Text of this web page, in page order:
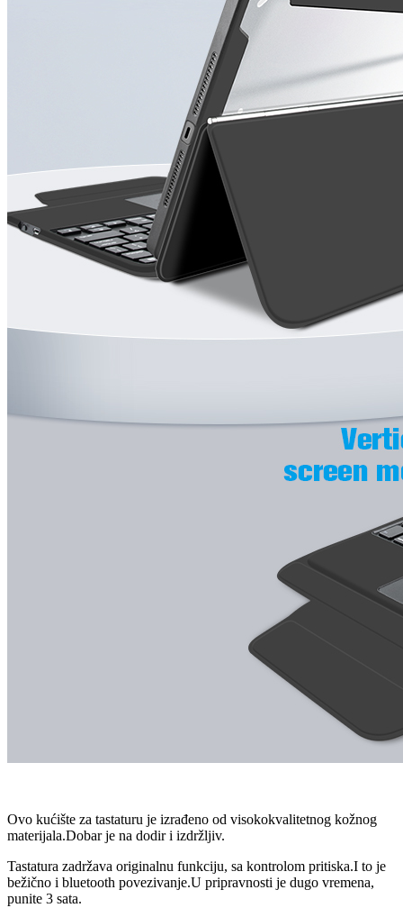
Ovo kućište za tastaturu je izrađeno od visokokvalitetnog kožnog
materijala.Dobar je na dodir i izdržljiv.
Tastatura zadržava originalnu funkciju, sa kontrolom pritiska.I to je
bežično i bluetooth povezivanje.U pripravnosti je dugo vremena,
punite 3 sata.